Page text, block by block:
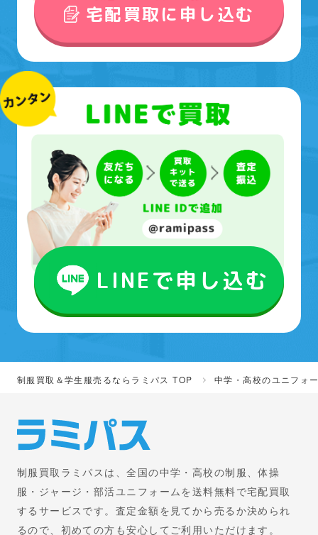
宅配買取に申し込む
LINEで申し込む
制服買取＆学生服売るならラミパス TOP 中学・高校のユニフォ
制服買取ラミパスは、全国の中学・高校の制服、体操
服・ジャージ・部活ユニフォームを送料無料で宅配買取
するサービスです。査定金額を見てから売るか決められ
るので、初めての方も安心してご利用いただけます。